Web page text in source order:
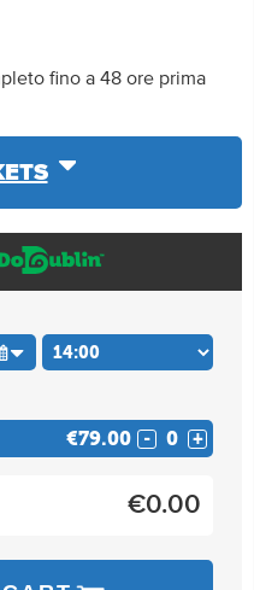
fino a 48 ore prima
€79.00 - +
€0.00